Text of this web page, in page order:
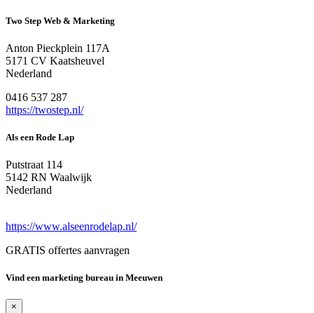
Two Step Web & Marketing
​Anton Pieckplein 117A
5171 CV Kaatsheuvel
Nederland
0416 537 287
https://twostep.nl/
Als een Rode Lap
Putstraat 114
5142 RN Waalwijk
Nederland
https://www.alseenrodelap.nl/
GRATIS offertes aanvragen
Vind een marketing bureau in Meeuwen
×